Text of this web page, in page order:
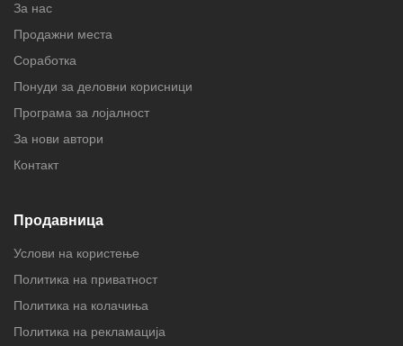
За нас
Продажни места
Соработка
Понуди за деловни корисници
Програма за лојалност
За нови автори
Контакт
Продавница
Услови на користење
Политика на приватност
Политика на колачиња
Политика на рекламација